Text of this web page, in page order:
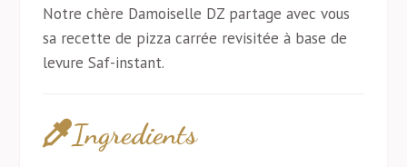
Notre chère Damoiselle DZ partage avec vous
sa recette de pizza carrée revisitée à base de
levure Saf-instant.
Ingredients